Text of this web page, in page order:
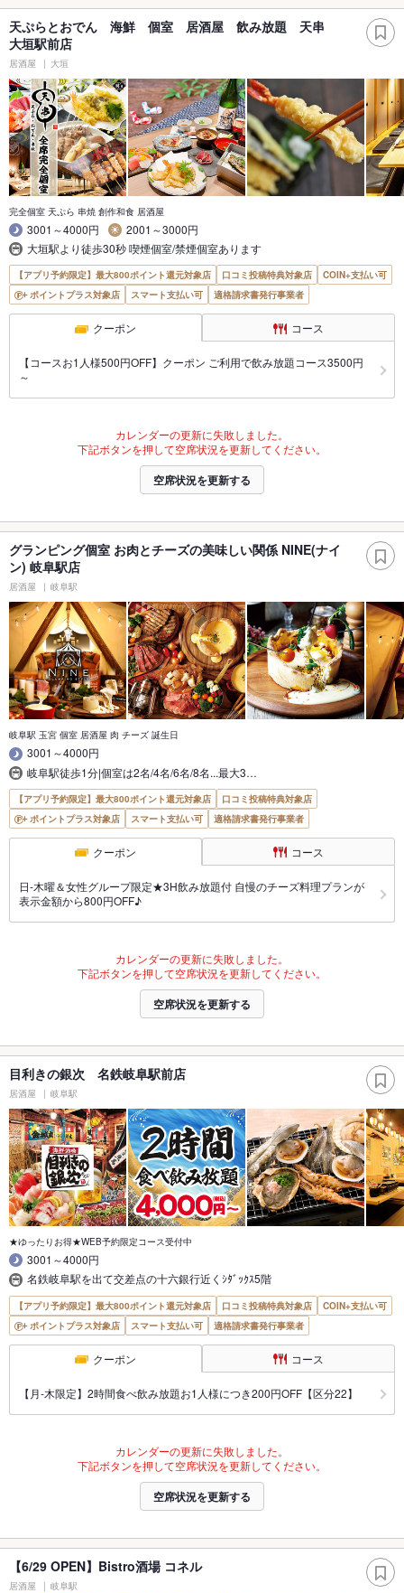
天ぷらとおでん 海鮮 個室 居酒屋 飲み放題 天串
大垣駅前店
居酒屋 大垣
完全個室 天ぷら 串焼 創作和食 居酒屋
3001～4000円
2001～3000円
大垣駅より徒歩30秒 喫煙個室/禁煙個室あります
【アプリ予約限定】最大800ポイント還元対象店 口コミ投稿特典対象店
COIN+支払い可
ポイントプラス対象店
スマート支払い可 適格請求書発行事業者
クーポン コース
【コースお1人様500円OFF】クーポン ご利用で飲み放題コース3500円
～
カレンダーの更新に失敗しました。
下記ボタンを押して空席状況を更新してください。
空席状況を更新する
グランピング個室 お肉とチーズの美味しい関係 NINE(ナイ
ン) 岐阜駅店
居酒屋 岐阜駅
岐阜駅 玉宮 個室 居酒屋 肉 チーズ 誕生日
3001～4000円
岐阜駅徒歩1分|個室は2名/4名/6名/8名...最大3…
【アプリ予約限定】最大800ポイント還元対象店
口コミ投稿特典対象店
ポイントプラス対象店
スマート支払い可 適格請求書発行事業者
クーポン コース
日-木曜＆女性グループ限定★3H飲み放題付 自慢のチーズ料理プランが
表示金額から800円OFF♪
カレンダーの更新に失敗しました。
下記ボタンを押して空席状況を更新してください。
空席状況を更新する
目利きの銀次 名鉄岐阜駅前店
居酒屋 岐阜駅
★ゆったりお得★WEB予約限定コース受付中
3001～4000円
名鉄岐阜駅を出て交差点の十六銀行近くｼﾀﾞｯｸｽ5階
【アプリ予約限定】最大800ポイント還元対象店 口コミ投稿特典対象店
COIN+支払い可
ポイントプラス対象店
スマート支払い可 適格請求書発行事業者
クーポン コース
【月‐木限定】2時間食べ飲み放題お1人様につき200円OFF【区分22】
カレンダーの更新に失敗しました。
下記ボタンを押して空席状況を更新してください。
空席状況を更新する
【6/29 OPEN】Bistro酒場 コネル
居酒屋 岐阜駅